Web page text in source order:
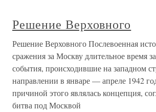
Решение Верховного
Решение Верховного Послевоенная
сражения за Москву длительное время
события, происходившие на западном
направлении в январе — апреле 1942
причиной этого являлась концепция,
битва под Москвой